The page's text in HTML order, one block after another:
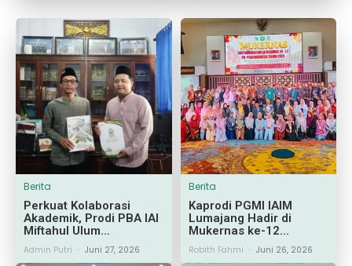
Berita
Perkuat Kolaborasi
Akademik, Prodi PBA IAI
Miftahul Ulum...
Admin Putri - Juni 27, 2026
Berita
Kaprodi PGMI IAIM
Lumajang Hadir di
Mukernas ke-12...
Robith Fahmi - Juni 26, 2026